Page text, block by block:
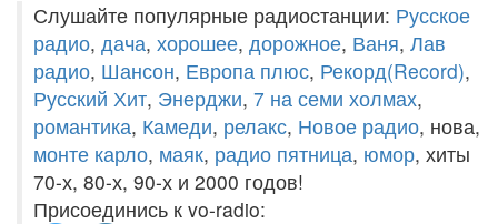
Слушайте популярные радиостанции: Русское
радио, дача, хорошее, дорожное, Ваня, Лав
радио, Шансон, Европа плюс, Рекорд(Record),
Русский Хит, Энерджи, 7 на семи холмах,
романтика, Камеди, релакс, Новое радио, нова,
монте карло, маяк, радио пятница, юмор, хиты
70-х, 80-х, 90-х и 2000 годов!
Присоединись к vo-radio: